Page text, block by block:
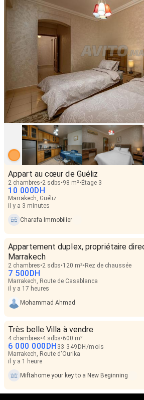
Appart au cœur de Guéliz
2 chambres 2 sdbs 98 m² Étage 3
10 000 DH
Marrakech, Guéliz
il y a 3 minutes
Charafa Immobilier
Appartement duplex, propriétaire
Marrakech
2 chambres 2 sdbs 120 m² Rez de chaussée
7 500 DH
Marrakech, Route de Casablanca
il y a 17 heures
Mohammad Ahmad
Très belle Villa à vendre
4 chambres 4 sdbs 600 m²
6 000 000 DH 33 349 DH /mois
Marrakech, Route d'Ourika
il y a 1 heure
Miftahome your key to a New Beginning